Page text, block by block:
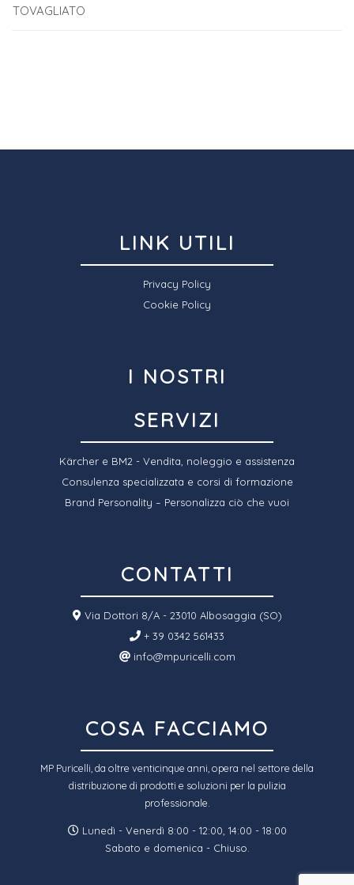
TOVAGLIATO
LINK UTILI
Privacy Policy
Cookie Policy
I NOSTRI
SERVIZI
Kärcher e BM2 - Vendita, noleggio e assistenza
Consulenza specializzata e corsi di formazione
Brand Personality – Personalizza ciò che vuoi
CONTATTI
Via Dottori 8/A - 23010 Albosaggia (SO)
+ 39 0342 561433
info@mpuricelli.com
COSA FACCIAMO
MP Puricelli, da oltre venticinque anni, opera nel settore della
distribuzione di prodotti e soluzioni per la pulizia
professionale.
Lunedì - Venerdì 8:00 - 12:00, 14:00 - 18:00
Sabato e domenica - Chiuso.